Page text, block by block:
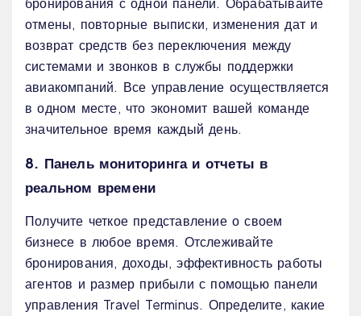
отмены, повторные выписки, изменения дат и
возврат средств без переключения между
системами и звонков в службы поддержки
авиакомпаний. Все управление осуществляется
в одном месте, что экономит вашей команде
значительное время каждый день.
8. Панель мониторинга и отчеты в
реальном времени
Получите четкое представление о своем
бизнесе в любое время. Отслеживайте
бронирования, доходы, эффективность работы
агентов и размер прибыли с помощью панели
управления Travel Terminus. Определите, какие